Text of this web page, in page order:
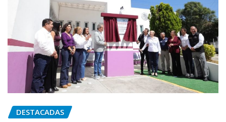
DESTACADAS